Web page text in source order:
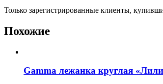
Только зарегистрированные клиенты,
Похожие
Gamma лежанка круглая